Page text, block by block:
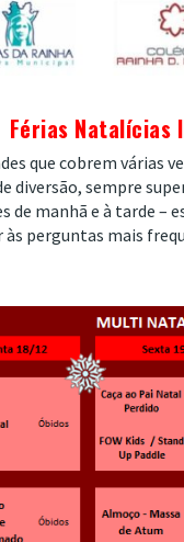
Férias Natalícias
que cobrem várias
diversão, sempre
manhã e à tarde –
às perguntas mais